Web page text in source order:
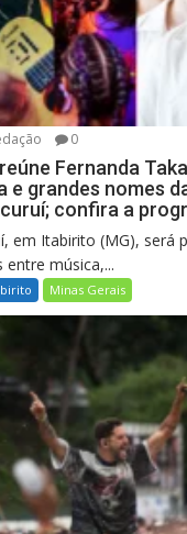
0
Fernanda
e grandes nomes
confira a
em Itabirito (MG), será
música,...
Minas Gerais